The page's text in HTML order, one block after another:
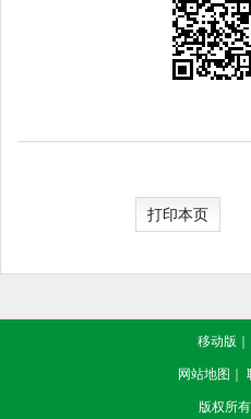
打印本页
移动版 ｜
网站地图 ｜
版权所